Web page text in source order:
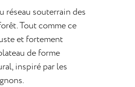
réseau souterrain des
Tout comme ce
et fortement
de forme
inspiré par les